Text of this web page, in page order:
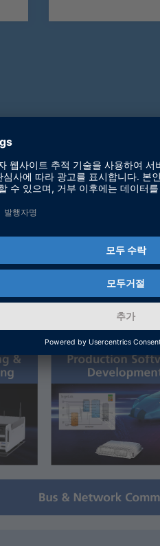
AD용 개
어를 도로 상에서 적용
루션은 데이터 로깅 및